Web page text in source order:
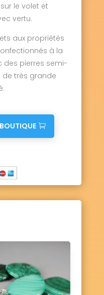
le volet et
vertu.
aux propriétés
à la
des pierres semi-
de très grande